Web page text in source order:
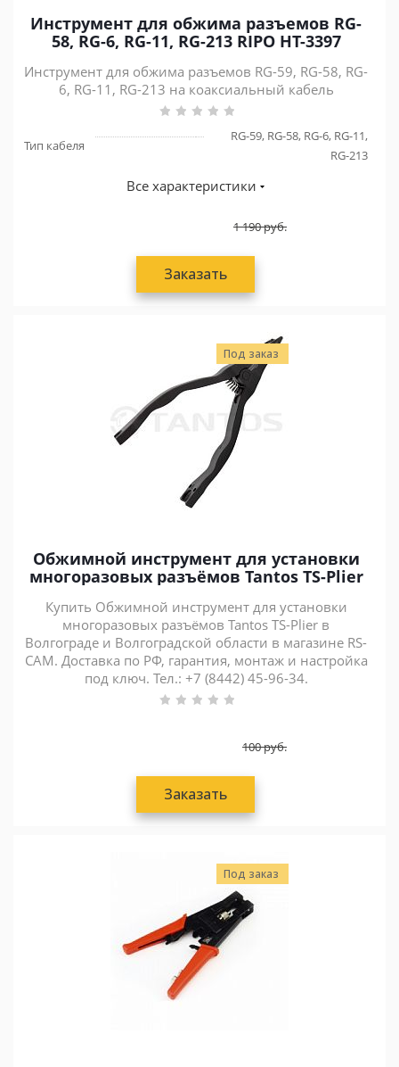
Инструмент для обжима разъемов RG-
58, RG-6, RG-11, RG-213 RIPO HT-3397
Инструмент для обжима разъемов RG-59, RG-58, RG-
6, RG-11, RG-213 на коаксиальный кабель
Тип кабеля
RG-59, RG-58, RG-6, RG-11,
RG-213
Все характеристики
1 190руб.
Заказать
Под заказ
Обжимной инструмент для установки
многоразовых разъёмов Tantos TS-Plier
Купить Обжимной инструмент для установки
многоразовых разъёмов Tantos TS-Plier в
Волгограде и Волгоградской области в магазине RS-
CAM. Доставка по РФ, гарантия, монтаж и настройка
под ключ. Тел.: +7 (8442) 45-96-34.
100руб.
Заказать
Под заказ